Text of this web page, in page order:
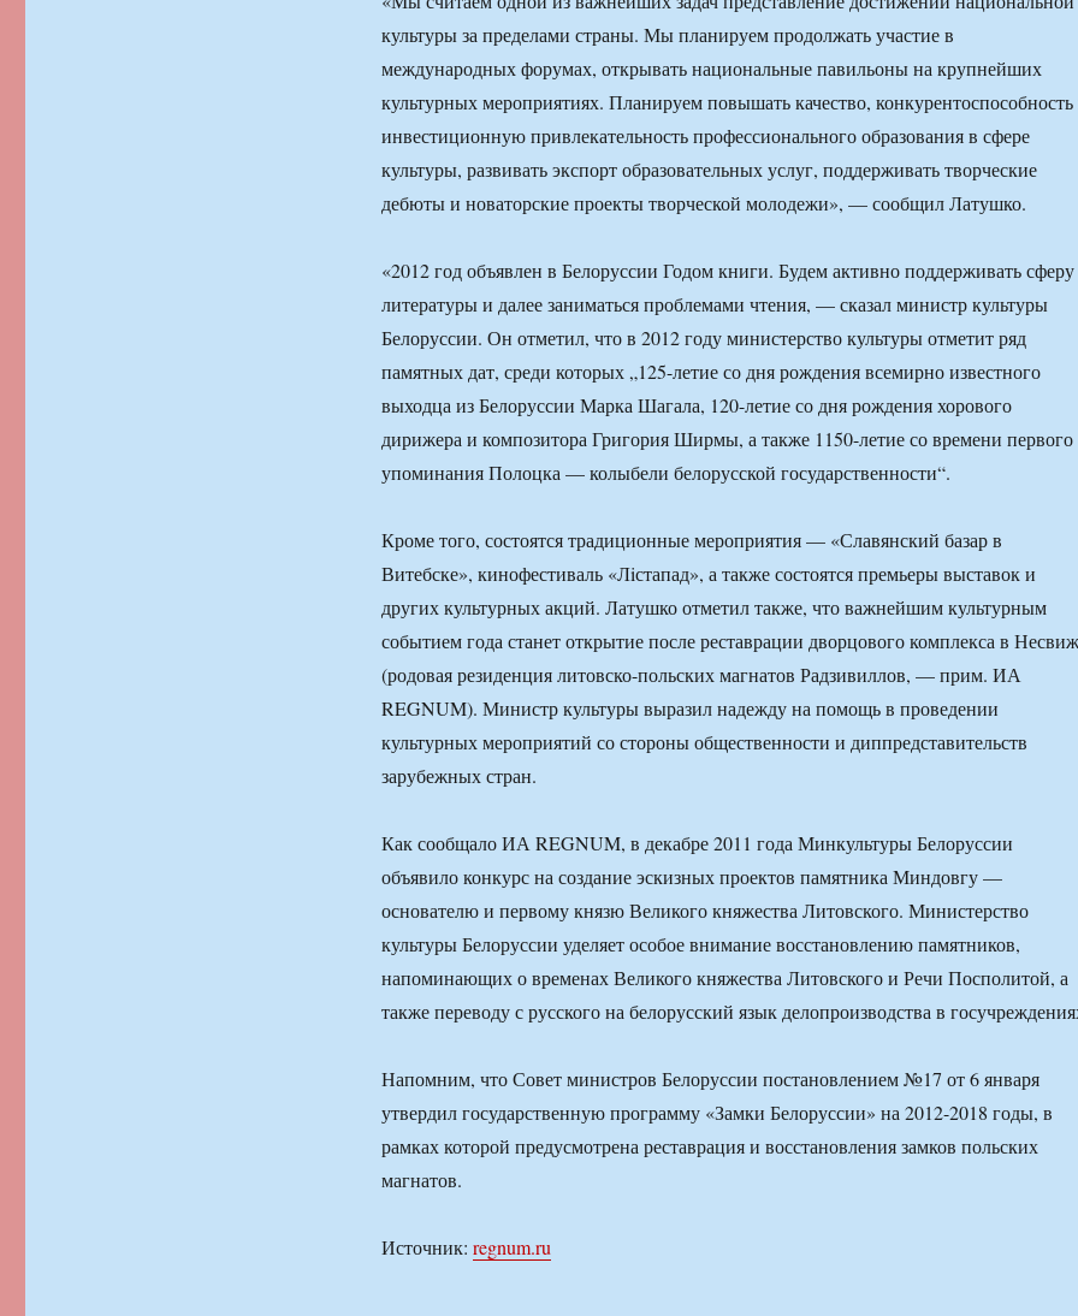
культуры за пределами страны. Мы планируем продолжать участие в
международных форумах, открывать национальные павильоны на крупнейших
культурных мероприятиях. Планируем повышать качество, конкурентоспособность
инвестиционную привлекательность профессионального образования в сфере
культуры, развивать экспорт образовательных услуг, поддерживать творческие
дебюты и новаторские проекты творческой молодежи», — сообщил Латушко.
«2012 год объявлен в Белоруссии Годом книги. Будем активно поддерживать сферу
литературы и далее заниматься проблемами чтения, — сказал министр культуры
Белоруссии. Он отметил, что в 2012 году министерство культуры отметит ряд
памятных дат, среди которых „125-летие со дня рождения всемирно известного
выходца из Белоруссии Марка Шагала, 120-летие со дня рождения хорового
дирижера и композитора Григория Ширмы, а также 1150-летие со времени первого
упоминания Полоцка — колыбели белорусской государственности“.
Кроме того, состоятся традиционные мероприятия — «Славянский базар в
Витебске», кинофестиваль «Лiстапад», а также состоятся премьеры выставок и
других культурных акций. Латушко отметил также, что важнейшим культурным
событием года станет открытие после реставрации дворцового комплекса в
(родовая резиденция литовско-польских магнатов Радзивиллов, — прим. ИА
REGNUM). Министр культуры выразил надежду на помощь в проведении
культурных мероприятий со стороны общественности и диппредставительств
зарубежных стран.
Как сообщало ИА REGNUM, в декабре 2011 года Минкультуры Белоруссии
объявило конкурс на создание эскизных проектов памятника Миндовгу —
основателю и первому князю Великого княжества Литовского. Министерство
культуры Белоруссии уделяет особое внимание восстановлению памятников,
напоминающих о временах Великого княжества Литовского и Речи Посполитой, а
также переводу с русского на белорусский язык делопроизводства в
Напомним, что Совет министров Белоруссии постановлением №17 от 6 января
утвердил государственную программу «Замки Белоруссии» на 2012-2018 годы, в
рамках которой предусмотрена реставрация и восстановления замков польских
магнатов.
Источник: regnum.ru